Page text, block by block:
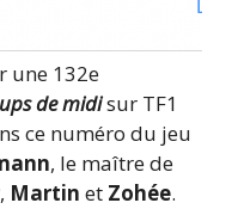
une 132e
de midisur TF1
ce numéro du jeu
, le maître de
, Martin et Zohée.